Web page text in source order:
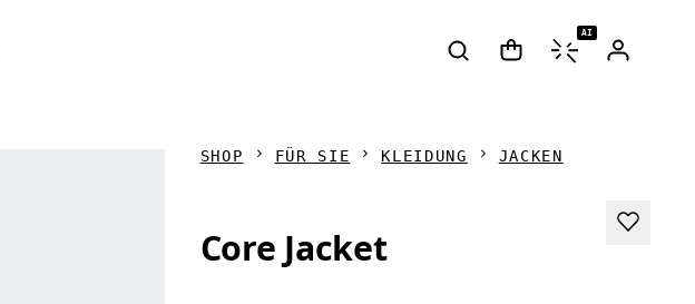
AI
SHOP FÜR SIE KLEIDUNG JACKEN
Core Jacket